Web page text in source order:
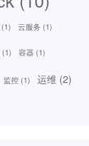
(1) 云服务 (1)
(1) 容器 (1)
监控 (1) 运维 (2)